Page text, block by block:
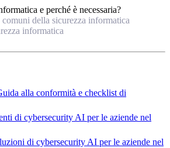
e perché è necessaria?
della sicurezza informatica
informatica
alla conformità e checklist di
di cybersecurity AI per le aziende nel
di cybersecurity AI per le aziende nel